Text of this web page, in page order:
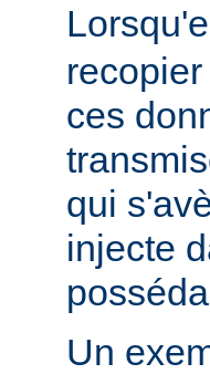
ces
qui
injecte
Un